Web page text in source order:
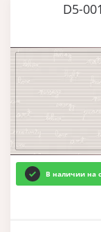
D5-
В наличии на